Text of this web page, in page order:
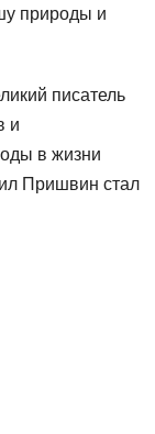
природы и
писатель
и
в жизни
Пришвин стал